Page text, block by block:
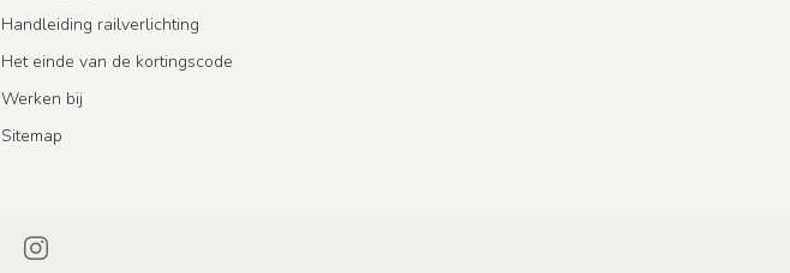
Handleiding railverlichting
Het einde van de kortingscode
Werken bij
Sitemap